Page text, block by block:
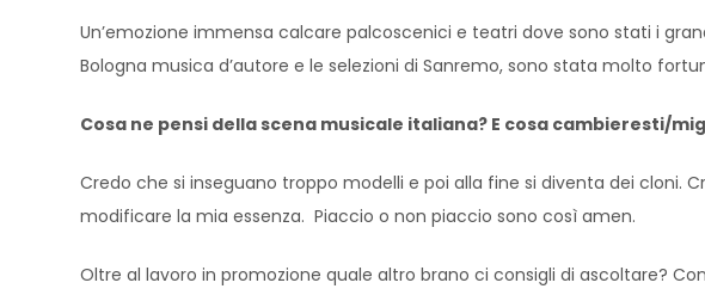
Un’emozione immensa calcare palcoscenici e teatri dove sono stati i
Bologna musica d’autore e le selezioni di Sanremo, sono stata molto
Cosa ne pensi della scena musicale italiana? E cosa cambieresti/
Credo che si inseguano troppo modelli e poi alla fine si diventa dei cloni.
modificare la mia essenza. Piaccio o non piaccio sono così amen.
Oltre al lavoro in promozione quale altro brano ci consigli di ascoltare?